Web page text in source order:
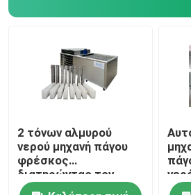
Επικοινωνήστε μαζί μας
Ζητήστε μια προσφορά
Μηχανή πάγου σωλήνων
Μεγάλη μηχανή πάγου κύβους
2 τόνων αλμυρού
νερού μηχανή πάγου
φρέσκος
διατηρώντας τον
αέρα ψυγμένο